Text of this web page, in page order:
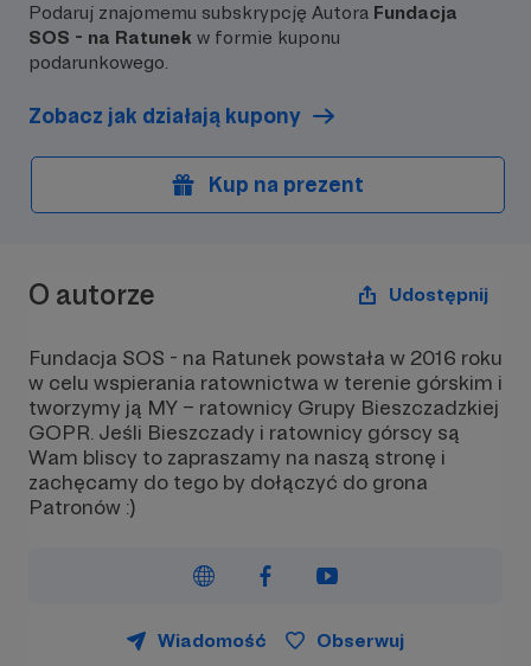
Podaruj znajomemu subskrypcję Autora Fundacja
SOS - na Ratunek w formie kuponu
podarunkowego.
Zobacz jak działają kupony
Kup na prezent
O autorze Udostępnij
Fundacja SOS - na Ratunek powstała w 2016 roku
w celu wspierania ratownictwa w terenie górskim i
tworzymy ją MY – ratownicy Grupy Bieszczadzkiej
GOPR. Jeśli Bieszczady i ratownicy górscy są
Wam bliscy to zapraszamy na naszą stronę i
zachęcamy do tego by dołączyć do grona
Patronów :)
Wiadomość Obserwuj